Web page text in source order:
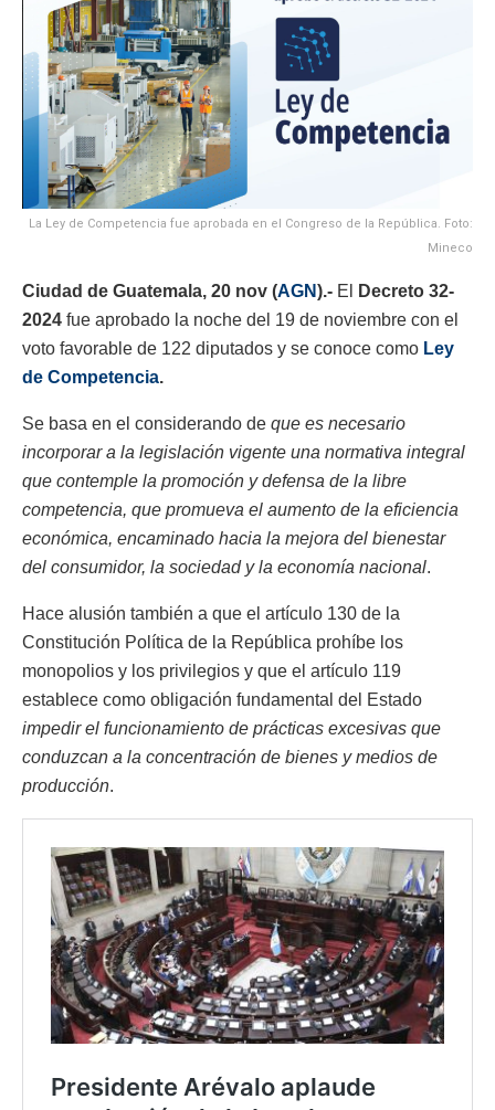
La Ley de Competencia fue aprobada en el Congreso de la República. Foto:
Mineco
Ciudad de Guatemala, 20 nov (AGN).- El
Decreto 32-
2024 fue aprobado la noche del 19 de noviembre con el
voto favorable de 122 diputados y se conoce como Ley
de Competencia.
Se basa en el considerando de que es necesario
incorporar a la legislación vigente una normativa integral
que contemple la promoción y defensa de la libre
competencia, que promueva el aumento de la eficiencia
económica, encaminado hacia la mejora del bienestar
del consumidor, la sociedad y la economía nacional.
Hace alusión también a que el artículo 130 de la
Constitución Política de la República prohíbe los
monopolios y los privilegios y que el artículo 119
establece como obligación fundamental del Estado
impedir el funcionamiento de prácticas excesivas que
conduzcan a la concentración de bienes y medios de
producción.